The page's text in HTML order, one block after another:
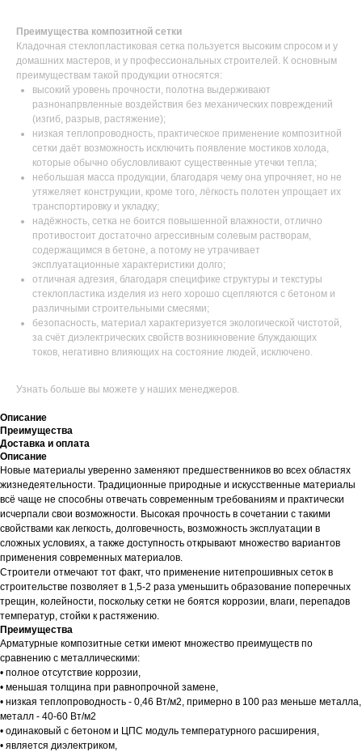
Преимущества композитной сетки
Кладочная стеклопластиковая сетка пользуется высоким спросом и у
домашних мастеров, и у профессиональных строителей. К основным
преимуществам такой продукции относятся:
высокий уровень прочности, полотна выдерживают
разнонапрвленные воздействия без механических повреждений
(изгиб, разрыв, растяжение);
низкая теплопроводность, практическое применение композитной
сетки даёт возможность исключить появление мостиков холода,
которые обычно обусловливают существенные утечки тепла;
небольшая масса продукции, благодаря чему она упрочняет, но не
утяжеляет конструкции, кроме того, лёгкость полотен упрощает их
транспортировку и укладку;
надёжность, сетка не боится повышенной влажности, отлично
противостоит достаточно агрессивным солевым растворам,
содержащимся в бетоне, а потому не утрачивает
эксплуатационные характеристики долго;
отличная адгезия, благодаря специфике структуры и текстуры
стеклопластика изделия из него хорошо сцепляются с бетоном и
различными строительными смесями;
безопасность, материал характеризуется экологической чистотой,
за счёт диэлектрических свойств возникновение блуждающих
токов, негативно влияющих на состояние людей, исключено.
Узнать больше вы можете у наших менеджеров.
Описание
Преимущества
Доставка и оплата
Описание
Новые материалы уверенно заменяют предшественников во всех областях
жизнедеятельности. Традиционные природные и искусственные материалы
всё чаще не способны отвечать современным требованиям и практически
исчерпали свои возможности. Высокая прочность в сочетании с такими
свойствами как легкость, долговечность, возможность эксплуатации в
сложных условиях, а также доступность открывают множество вариантов
применения современных материалов.
Строители отмечают тот факт, что применение нитепрошивных сеток в
строительстве позволяет в 1,5-2 раза уменьшить образование поперечных
трещин, колейности, поскольку сетки не боятся коррозии, влаги, перепадов
температур, стойки к растяжению.
Преимущества
Арматурные композитные сетки имеют множество преимуществ по
сравнению с металлическими:
• полное отсутствие коррозии,
• меньшая толщина при равнопрочной замене,
• низкая теплопроводность - 0,46 Вт/м2, примерно в 100 раз меньше металла,
металл - 40-60 Вт/м2
• одинаковый с бетоном и ЦПС модуль температурного расширения,
• является диэлектриком,